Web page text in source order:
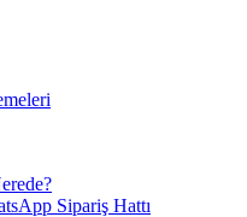
Sipariş Hattı